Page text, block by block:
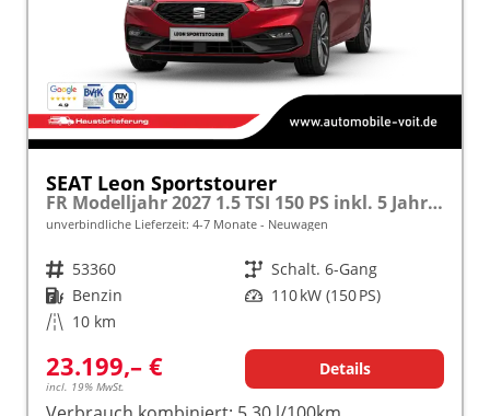
SEAT Leon Sportstourer
FR Modelljahr 2027 1.5 TSI 150 PS inkl. 5 Jahre Garantie
unverbindliche Lieferzeit: 4-7 Monate Neuwagen
Fahrzeugnr. 53360 Getriebe Schalt. 6-Gang
Kraftstoff Benzin Leistung 110 kW (150 PS)
Kilometerstand 10 km
23.199,– €
incl. 19% MwSt.
Details